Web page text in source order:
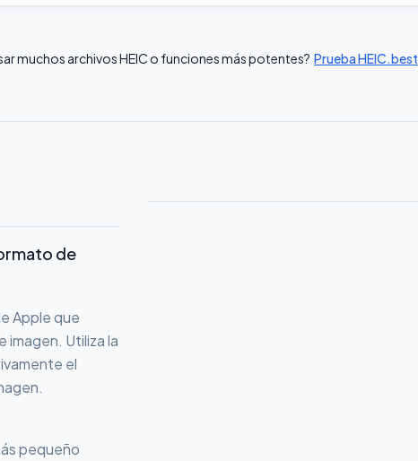
muchos archivos HEIC o funciones más potentes? Prueba HEIC.best
de
Apple que
imagen. Utiliza la
el
pequeño